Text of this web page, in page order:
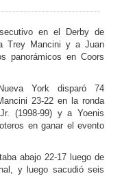
en el Derby de
Trey Mancini y a Juan
panorámicos en Coors
York disparó 74
23-22 en la ronda
(1998-99) y a Yoenis
en ganar el evento
abajo 22-17 luego de
y luego sacudió seis